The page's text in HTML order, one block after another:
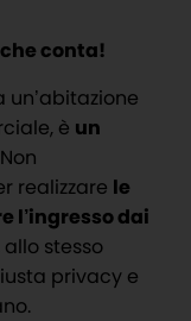
conta!
un’abitazione
è un
realizzare le
l’ingresso dai
allo stesso
privacy e